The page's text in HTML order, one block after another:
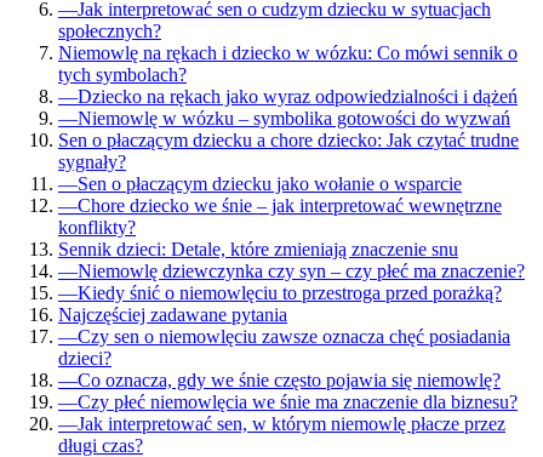
—Jak interpretować sen o cudzym dziecku w sytuacjach
społecznych?
Niemowlę na rękach i dziecko w wózku: Co mówi sennik o
tych symbolach?
—Dziecko na rękach jako wyraz odpowiedzialności i dążeń
—Niemowlę w wózku – symbolika gotowości do wyzwań
Sen o płaczącym dziecku a chore dziecko: Jak czytać trudne
sygnały?
—Sen o płaczącym dziecku jako wołanie o wsparcie
—Chore dziecko we śnie – jak interpretować wewnętrzne
konflikty?
Sennik dzieci: Detale, które zmieniają znaczenie snu
—Niemowlę dziewczynka czy syn – czy płeć ma znaczenie?
—Kiedy śnić o niemowlęciu to przestroga przed porażką?
Najczęściej zadawane pytania
—Czy sen o niemowlęciu zawsze oznacza chęć posiadania
dzieci?
—Co oznacza, gdy we śnie często pojawia się niemowlę?
—Czy płeć niemowlęcia we śnie ma znaczenie dla biznesu?
—Jak interpretować sen, w którym niemowlę płacze przez
długi czas?